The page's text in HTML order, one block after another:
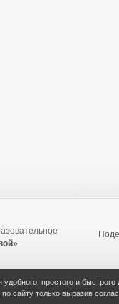
простого и
сайту только выразив